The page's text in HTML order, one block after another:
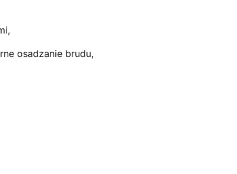
osadzanie brudu,